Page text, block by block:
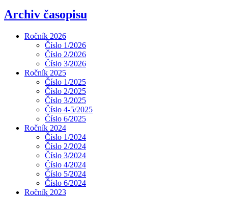
Archiv časopisu
Ročník 2026
Číslo 1/2026
Číslo 2/2026
Číslo 3/2026
Ročník 2025
Číslo 1/2025
Číslo 2/2025
Číslo 3/2025
Číslo 4-5/2025
Číslo 6/2025
Ročník 2024
Číslo 1/2024
Číslo 2/2024
Číslo 3/2024
Číslo 4/2024
Číslo 5/2024
Číslo 6/2024
Ročník 2023